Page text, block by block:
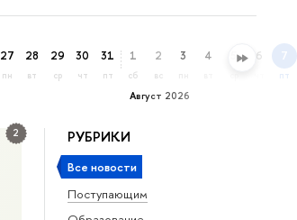
27
пн
28
вт
29
ср
30
чт
31
пт
Август 2026
1
сб
2
вс
3 4 5 6 7
пт
РУБРИКИ
Все новости
Поступающим
2